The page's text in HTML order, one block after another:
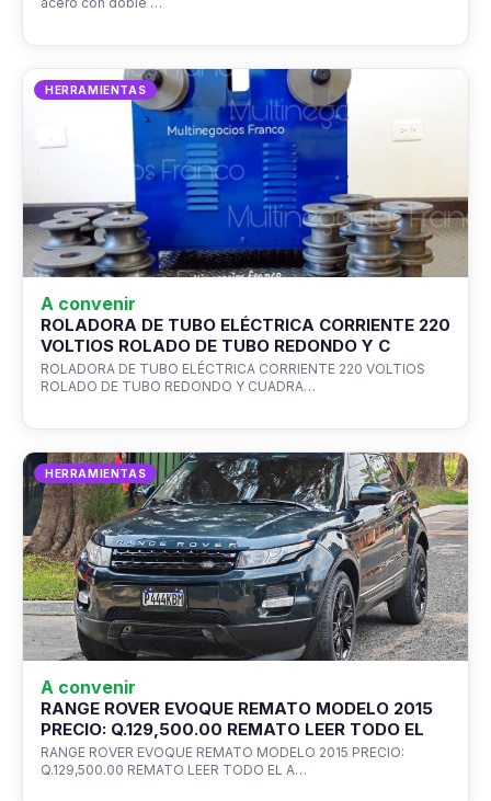
HERRAMIENTAS
A convenir
ROLADORA DE TUBO ELÉCTRICA CORRIENTE 220
VOLTIOS ROLADO DE TUBO REDONDO Y C
ROLADORA DE TUBO ELÉCTRICA CORRIENTE 220 VOLTIOS
ROLADO DE TUBO REDONDO Y CUADRA…
HERRAMIENTAS
A convenir
RANGE ROVER EVOQUE REMATO MODELO 2015
PRECIO: Q.129,500.00 REMATO LEER TODO EL
RANGE ROVER EVOQUE REMATO MODELO 2015 PRECIO:
Q.129,500.00 REMATO LEER TODO EL A…